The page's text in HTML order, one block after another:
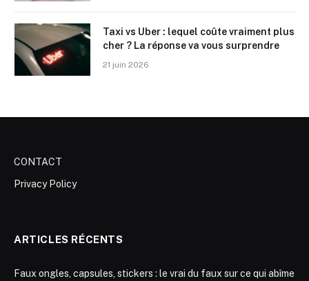
Taxi vs Uber : lequel coûte vraiment plus
cher ? La réponse va vous surprendre
21 juin 2026
CONTACT
Privacy Policy
ARTICLES RÉCENTS
Faux ongles, capsules, stickers : le vrai du faux sur ce qui abîme